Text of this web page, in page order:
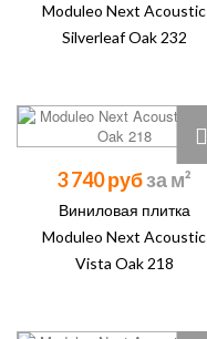
Moduleo Next Acoustic
Silverleaf Oak 232
3 740 руб
Виниловая плитка
Moduleo Next Acoustic
Vista Oak 218